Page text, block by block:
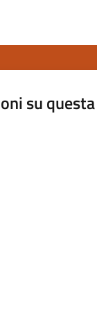
su questa